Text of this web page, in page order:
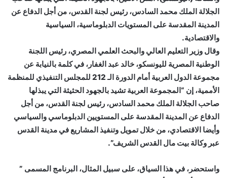
الجلالة الملك محمد السادس، رئيس لجنة القدس، من أجل الدفاع عن
المدينة المقدسة على المستويات الدبلوماسية، السياسية
والاقتصادية.
وقال وزير التعليم العالي والبحث العلمي المصري، رئيس اللجنة
الوطنية المصرية لليونسكو، خالد عبد الغفار، في كلمة بالنيابة عن
مجموعة الدول العربية أمام الدورة الـ 212 للمجلس التنفيذي للمنظمة
الأممية، إن “المجموعة العربية تشيد بالجهود الحثيثة التي يبذلها
صاحب الجلالة الملك محمد السادس، رئيس لجنة القدس، من أجل
الدفاع عن المدينة المقدسة على المستويين الدبلوماسي والسياسي
وأيضا الاقتصادي، من خلال تمويل وتنفيذ المشاريع في مدينة القدس
عبر وكالة بيت مال القدس الشريف”.
واستحضر، في هذا السياق، على سبيل المثال، البرنامج المسمى ”